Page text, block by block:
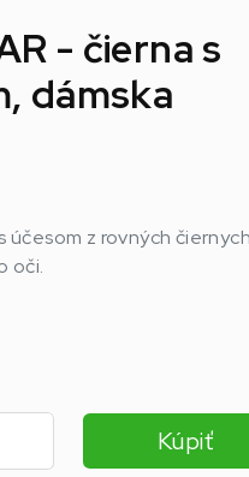
- čierna s
dámska
účesom z rovných čiernych
oči.
Kúpiť